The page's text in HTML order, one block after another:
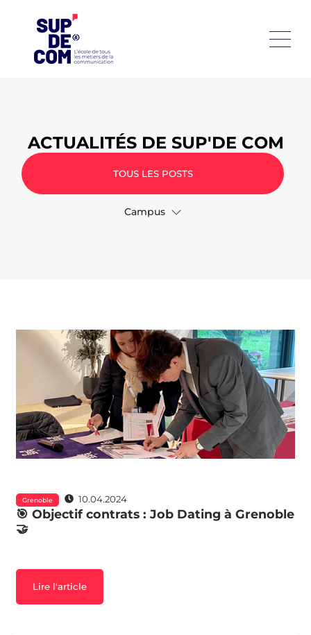
ACTUALITÉS DE SUP'DE COM
TOUS LES POSTS
Campus
Grenoble 10.04.2024
🎯 Objectif contrats : Job Dating à Grenoble
🤝
Lire l'article